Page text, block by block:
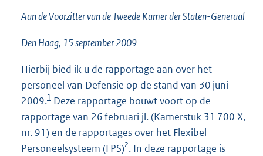
3
Aan de Voorzitter van de Tweede Kamer der Staten-Generaal
Den Haag, 15 september 2009
Hierbij bied ik u de rapportage aan over het
personeel van Defensie op de stand van 30 juni
2009.1 Deze rapportage bouwt voort op de
rapportage van 26 februari jl. (Kamerstuk 31 700 X,
nr. 91) en de rapportages over het Flexibel
Personeelsysteem (FPS)2. In deze rapportage is